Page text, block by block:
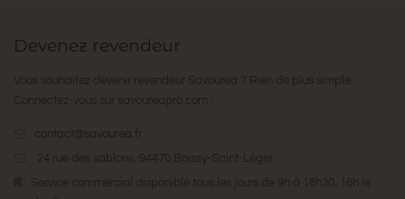
Devenez revendeur